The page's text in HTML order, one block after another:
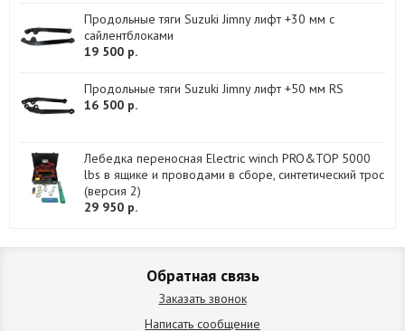
Продольные тяги Suzuki Jimny лифт +30 мм с
сайлентблоками
19 500 р.
Продольные тяги Suzuki Jimny лифт +50 мм RS
16 500 р.
Лебедка переносная Electric winch PRO&TOP 5000
lbs в ящике и проводами в сборе, синтетический трос
(версия 2)
29 950 р.
Обратная связь
Заказать звонок
Написать сообщение